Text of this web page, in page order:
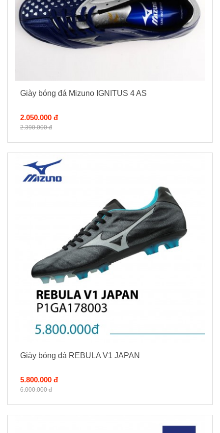
Giày bóng đá Mizuno IGNITUS 4 AS
2.050.000 đ
2.390.000 đ
Giày bóng đá REBULA V1 JAPAN
5.800.000 đ
6.000.000 đ